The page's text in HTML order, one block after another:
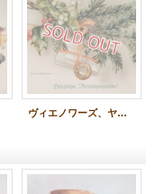
ヴィエノワーズ、ヤドリギと柊